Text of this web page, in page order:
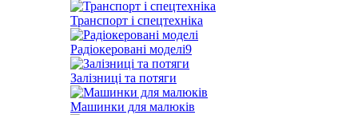
Транспорт і спецтехніка
Радіокеровані моделі9
Залізниці та потяги
Машинки для малюків